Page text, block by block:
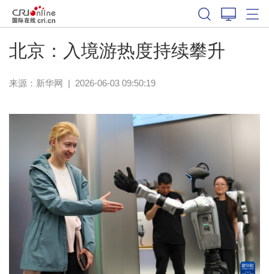
北京：入境游热度持续攀升
来源： 新华网 | 2026-06-03 09:50:19